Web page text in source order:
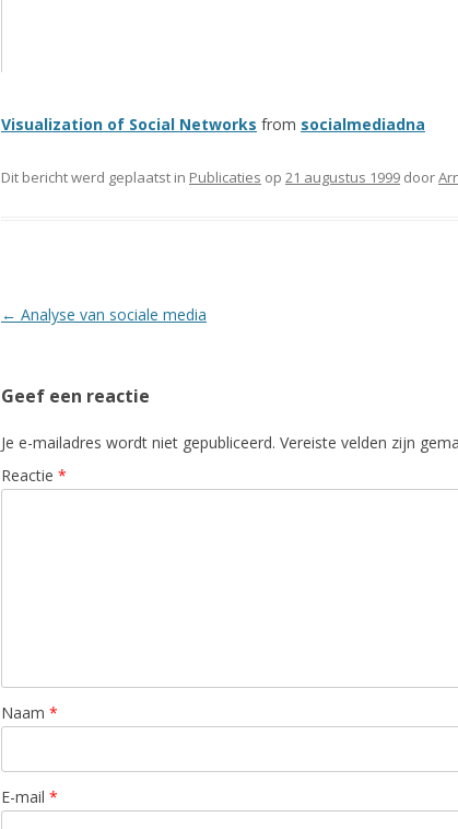
Visualization of Social Networks from socialmediadna
Dit bericht werd geplaatst in Publicaties op 21 augustus 1999 door
Berichtnavigatie
← Analyse van sociale media
Geef een reactie
Je e-mailadres wordt niet gepubliceerd. Vereiste velden zijn
Reactie *
Naam *
E-mail *